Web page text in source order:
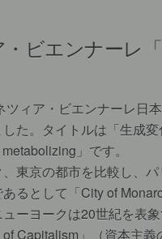
ビエンナーレ
ィア・ビエンナーレ日
た。タイトルは「生成
」です。
東京の都市を比較し、
るとして「City of
ューヨークは20世紀を表
Capitalism」（資本主義